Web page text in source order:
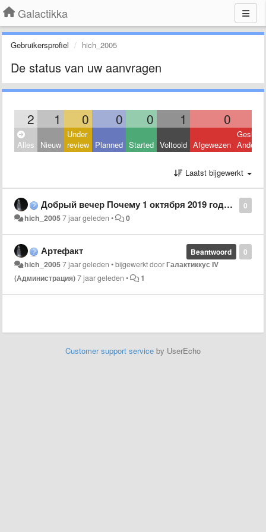
Galactikka
Gebruikersprofiel hich_2005
De status van uw aanvragen
2 1 0 0 0 1 0
Alles Nieuw
Under
review Planned Started Voltooid Afgewezen Andere
Laatst bijgewerkt
0
Добрый вечер Почему 1 октября 2019 года не было ежемесячного бонуса?
hich_20057 jaar geleden • 0
0
Beantwoord
Артефакт
hich_20057 jaar geleden •bijgewerkt doorГалактиккус IV
(Администрация)7 jaar geleden • 1
Customer support service by UserEcho